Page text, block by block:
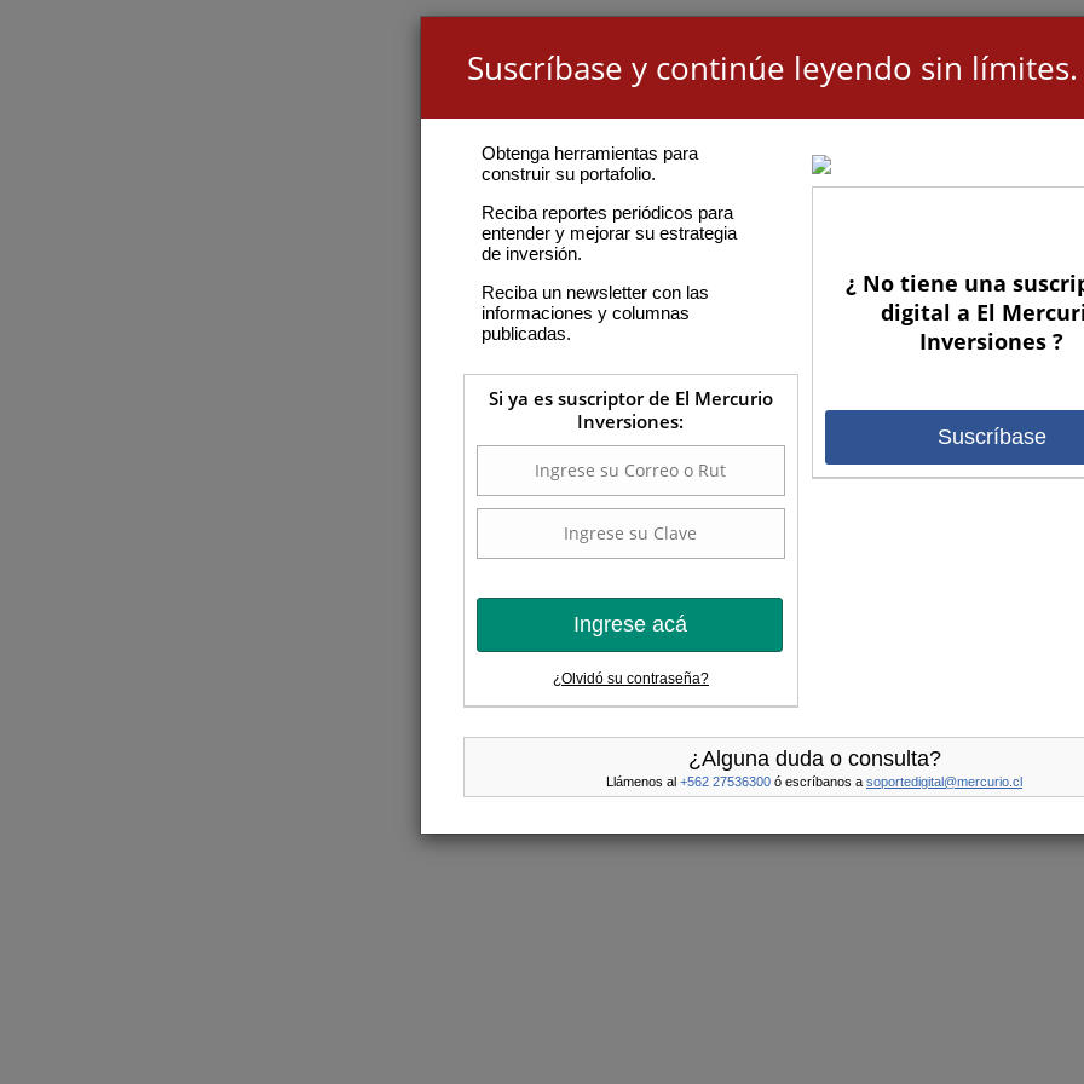
Suscríbase y continúe leyendo sin límites.
Obtenga herramientas para
construir su portafolio.
Reciba reportes periódicos para
entender y mejorar su estrategia
de inversión.
Reciba un newsletter con las
informaciones y columnas
publicadas.
Si ya es suscriptor de El Mercurio
Inversiones:
Ingrese acá
¿Olvidó su contraseña?
¿ No tiene una
digital a El
Inversiones ?
Suscríbase
¿Alguna duda o consulta?
Llámenos al +562 27536300 ó escríbanos a soportedigital@mercurio.cl